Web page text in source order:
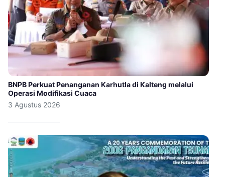
BNPB Perkuat Penanganan Karhutla di Kalteng melalui
Operasi Modifikasi Cuaca
3 Agustus 2026